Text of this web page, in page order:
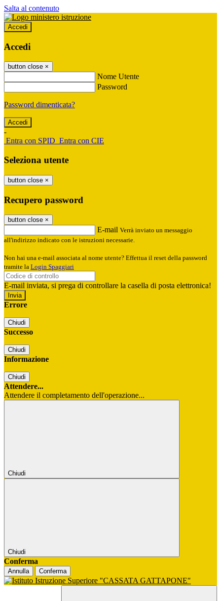
Salta al contenuto
Accedi
Accedi
button close ×
Nome Utente
Password
Password dimenticata?
-
Entra con SPID Entra con CIE
Seleziona utente
button close ×
Recupero password
button close ×
E-mail Verrà inviato un messaggio
all'indirizzo indicato con le istruzioni necessarie.
Non hai una e-mail associata al nome utente? Effettua il reset della password
tramite la Login Spaggiari
E-mail inviata, si prega di controllare la casella di posta elettronica!
Errore
Chiudi
Successo
Chiudi
Informazione
Chiudi
Attendere...
Attendere il completamento dell'operazione...
Chiudi
Chiudi
Conferma
Annulla Conferma